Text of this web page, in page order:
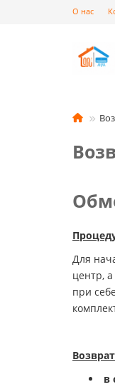
О нас
Для
центр,
при
в